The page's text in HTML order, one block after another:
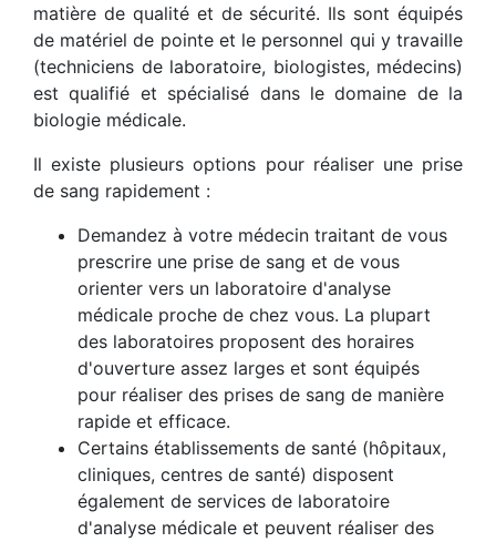
matière de qualité et de sécurité. Ils sont équipés
de matériel de pointe et le personnel qui y travaille
(techniciens de laboratoire, biologistes, médecins)
est qualifié et spécialisé dans le domaine de la
biologie médicale.
Il existe plusieurs options pour réaliser une prise
de sang rapidement :
Demandez à votre médecin traitant de vous
prescrire une prise de sang et de vous
orienter vers un laboratoire d'analyse
médicale proche de chez vous. La plupart
des laboratoires proposent des horaires
d'ouverture assez larges et sont équipés
pour réaliser des prises de sang de manière
rapide et efficace.
Certains établissements de santé (hôpitaux,
cliniques, centres de santé) disposent
également de services de laboratoire
d'analyse médicale et peuvent réaliser des